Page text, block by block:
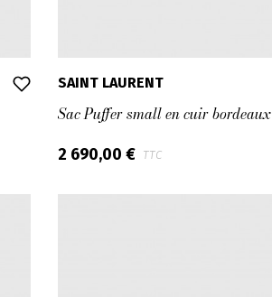
SAINT LAURENT
Sac Puffer small en cuir bordeaux
2 690,00 € TTC